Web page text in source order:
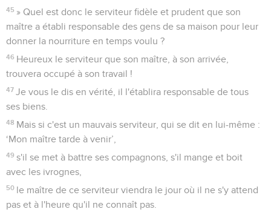
45 » Quel est donc le serviteur fidèle et prudent que son
maître a établi responsable des gens de sa maison pour leur
donner la nourriture en temps voulu ?
46 Heureux le serviteur que son maître, à son arrivée,
trouvera occupé à son travail !
47 Je vous le dis en vérité, il l'établira responsable de tous
ses biens.
48 Mais si c'est un mauvais serviteur, qui se dit en lui-même :
‘Mon maître tarde à venir’,
49 s'il se met à battre ses compagnons, s'il mange et boit
avec les ivrognes,
50 le maître de ce serviteur viendra le jour où il ne s'y attend
pas et à l'heure qu'il ne connaît pas.